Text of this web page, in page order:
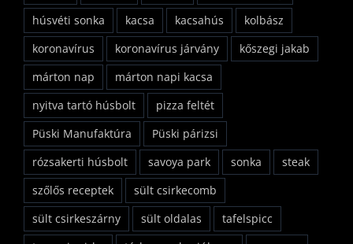
húsvéti sonka
kacsa kacsahús
kolbász
koronavírus
koronavírus járvány
kőszegi jakab
márton nap
márton napi kacsa
nyitva tartó húsbolt
pizza feltét
Püski Manufaktúra
Püski párizsi
rózsakerti húsbolt
savoya park sonka
steak
szőlős receptek
sült csirkecomb
sült csirkeszárny
sült oldalas
tafelspicc